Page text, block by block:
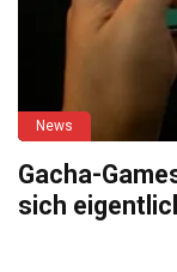
News
Gacha-
sich